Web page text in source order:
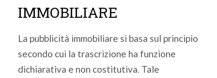
IMMOBILIARE
La pubblicità immobiliare si basa sul principio
secondo cui la trascrizione ha funzione
dichiarativa e non costitutiva. Tale